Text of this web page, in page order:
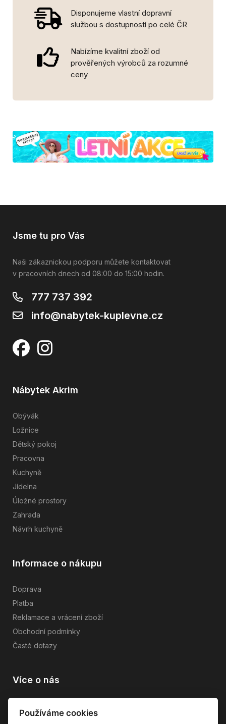
Disponujeme vlastní dopravní
službou s dostupností po celé ČR
Nabízíme kvalitní zboží od
prověřených výrobců za rozumné
ceny
Jsme tu pro Vás
Naši zákaznickou podporu můžete kontaktovat
v pracovních dnech od 08:00 do 15:00 hodin.
777 737 392
info@nabytek-kuplevne.cz
Nábytek Akrim
Obývák
Ložnice
Dětský pokoj
Pracovna
Kuchyně
Jídelna
Úložné prostory
Zahrada
Návrh kuchyně
Informace o nákupu
Doprava
Platba
Reklamace a vrácení zboží
Obchodní podmínky
Časté dotazy
Více o nás
Používáme cookies